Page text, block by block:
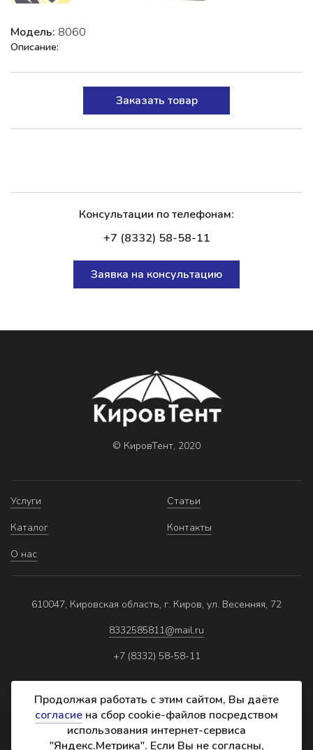
Модель: 8060
Описание:
Заказать товар
Консультации по телефонам:
+7 (8332) 58-58-11
Заявка на консультацию
© КировТент, 2020
Услуги
Каталог
О нас
Статьи
Контакты
610047, Кировская область, г. Киров, ул. Весенняя, 72
8332585811@mail.ru
+7 (8332) 58-58-11
Политика обработки персональных данных
Продолжая работать с этим сайтом, Вы даёте
согласие на сбор cookie-файлов посредством
использования интернет-сервиса
"Яндекс.Метрика". Если Вы не согласны,